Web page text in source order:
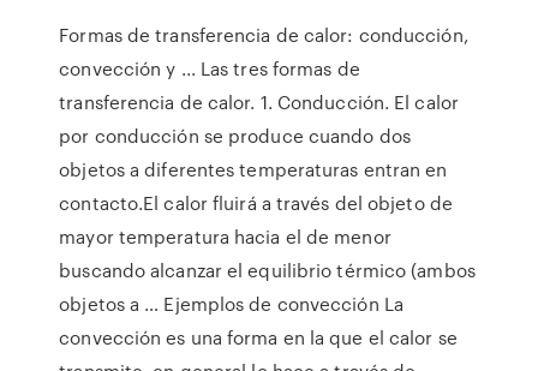
Formas de transferencia de calor: conducción,
convección y ... Las tres formas de
transferencia de calor. 1. Conducción. El calor
por conducción se produce cuando dos
objetos a diferentes temperaturas entran en
contacto.El calor fluirá a través del objeto de
mayor temperatura hacia el de menor
buscando alcanzar el equilibrio térmico (ambos
objetos a … Ejemplos de convección La
convección es una forma en la que el calor se